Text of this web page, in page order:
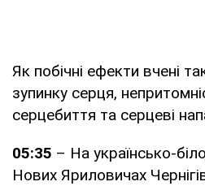
Як побічні ефекти вчені
зупинку серця,
серцебиття та серцеві
05:35 – На українсько-
Нових Яриловичах